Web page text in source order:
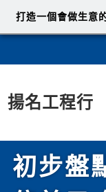
揚名工程行
初步盤
打造一個會做生意